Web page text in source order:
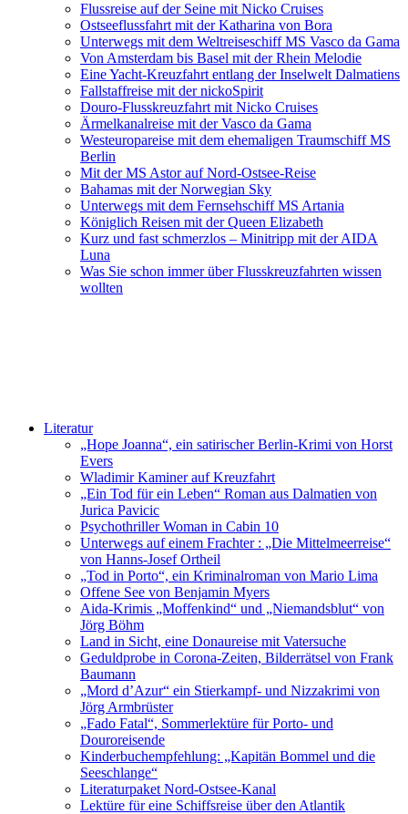
Flussreise auf der Seine mit Nicko Cruises
Ostseeflussfahrt mit der Katharina von Bora
Unterwegs mit dem Weltreiseschiff MS Vasco da Gama
Von Amsterdam bis Basel mit der Rhein Melodie
Eine Yacht-Kreuzfahrt entlang der Inselwelt Dalmatiens
Fallstaffreise mit der nickoSpirit
Douro-Flusskreuzfahrt mit Nicko Cruises
Ärmelkanalreise mit der Vasco da Gama
Westeuropareise mit dem ehemaligen Traumschiff MS
Berlin
Mit der MS Astor auf Nord-Ostsee-Reise
Bahamas mit der Norwegian Sky
Unterwegs mit dem Fernsehschiff MS Artania
Königlich Reisen mit der Queen Elizabeth
Kurz und fast schmerzlos – Minitripp mit der AIDA
Luna
Was Sie schon immer über Flusskreuzfahrten wissen
wollten
Literatur
„Hope Joanna“, ein satirischer Berlin-Krimi von Horst
Evers
Wladimir Kaminer auf Kreuzfahrt
„Ein Tod für ein Leben“ Roman aus Dalmatien von
Jurica Pavicic
Psychothriller Woman in Cabin 10
Unterwegs auf einem Frachter : „Die Mittelmeerreise“
von Hanns-Josef Ortheil
„Tod in Porto“, ein Kriminalroman von Mario Lima
Offene See von Benjamin Myers
Aida-Krimis „Moffenkind“ und „Niemandsblut“ von
Jörg Böhm
Land in Sicht, eine Donaureise mit Vatersuche
Geduldprobe in Corona-Zeiten, Bilderrätsel von Frank
Baumann
„Mord d’Azur“ ein Stierkampf- und Nizzakrimi von
Jörg Armbrüster
„Fado Fatal“, Sommerlektüre für Porto- und
Douroreisende
Kinderbuchempfehlung: „Kapitän Bommel und die
Seeschlange“
Literaturpaket Nord-Ostsee-Kanal
Lektüre für eine Schiffsreise über den Atlantik